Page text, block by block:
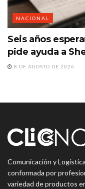
NACIONAL
Seis años
pide ayuda a
8 DE AGOSTO DE 2026
Comunicación y
conformada por
variedad de productos